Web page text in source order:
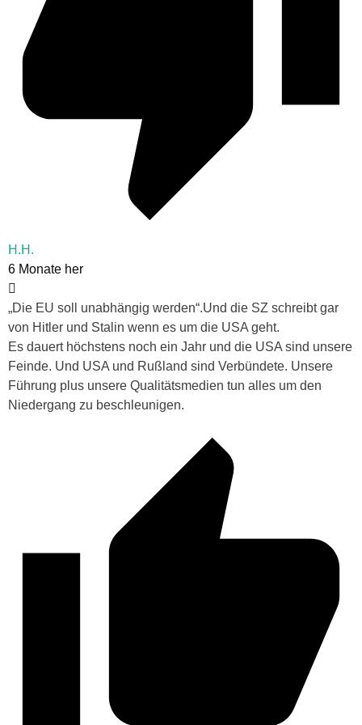
H.H.
6 Monate her
„Die EU soll unabhängig werden“.Und die SZ schreibt gar
von Hitler und Stalin wenn es um die USA geht.
Es dauert höchstens noch ein Jahr und die USA sind unsere
Feinde. Und USA und Rußland sind Verbündete. Unsere
Führung plus unsere Qualitätsmedien tun alles um den
Niedergang zu beschleunigen.